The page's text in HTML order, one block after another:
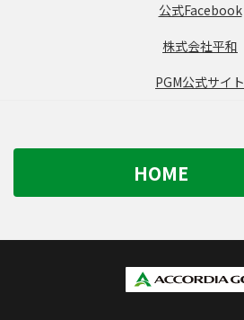
公式Facebook
株式会社平和
PGM公式サイト
HOME